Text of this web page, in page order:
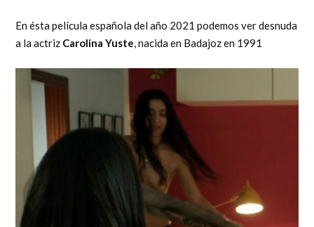
En ésta película española del año 2021 podemos ver desnuda
a la actriz Carolina Yuste, nacida en Badajoz en 1991